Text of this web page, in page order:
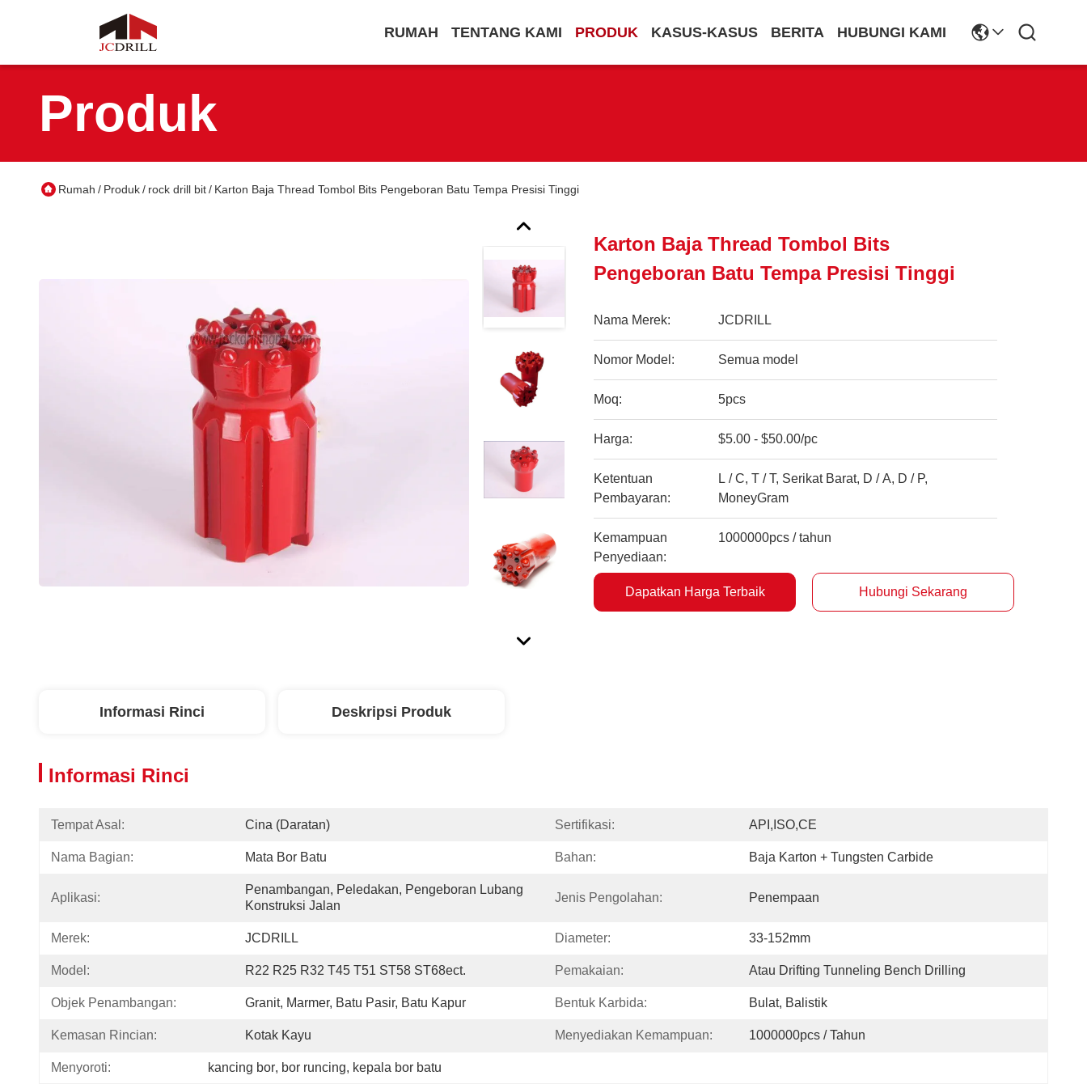
RUMAH TENTANG KAMI PRODUK KASUS-KASUS BERITA HUBUNGI KAMI
Produk
Rumah / Produk/ rock drill bit/ Karton Baja Thread Tombol Bits Pengeboran Batu Tempa Presisi Tinggi
Karton Baja Thread Tombol Bits
Pengeboran Batu Tempa Presisi Tinggi
Nama Merek: JCDRILL
Nomor Model: Semua model
Moq: 5pcs
Harga: $5.00 - $50.00/pc
Ketentuan
Pembayaran:
L / C, T / T, Serikat Barat, D / A, D / P,
MoneyGram
Kemampuan
Penyediaan:
1000000pcs / tahun
Dapatkan Harga Terbaik Hubungi Sekarang
Informasi Rinci Deskripsi Produk
Informasi Rinci
Tempat Asal: Cina (daratan) Sertifikasi: API,ISO,CE
Nama Bagian: Mata Bor Batu Bahan: Baja Karton + Tungsten Carbide
Aplikasi:
Penambangan, Peledakan, Pengeboran Lubang
Konstruksi Jalan
Jenis Pengolahan: Penempaan
Merek: JCDRILL Diameter: 33-152mm
Model: R22 R25 R32 T45 T51 ST58 ST68ect. Pemakaian: Atau Drifting Tunneling Bench Drilling
Objek Penambangan: Granit, Marmer, Batu Pasir, Batu Kapur Bentuk Karbida: Bulat, Balistik
Kemasan Rincian: Kotak Kayu Menyediakan Kemampuan: 1000000pcs / Tahun
Menyoroti: kancing bor, bor runcing, kepala bor batu